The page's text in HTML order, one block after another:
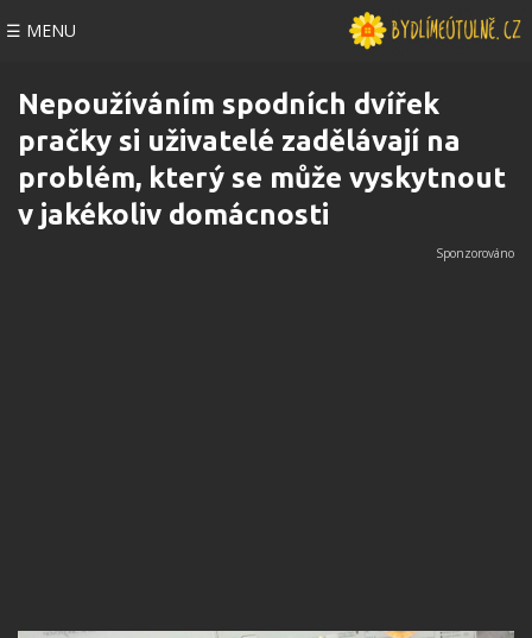
☰ MENU
Nepoužíváním spodních dvířek
pračky si uživatelé zadělávají na
problém, který se může vyskytnout
v jakékoliv domácnosti